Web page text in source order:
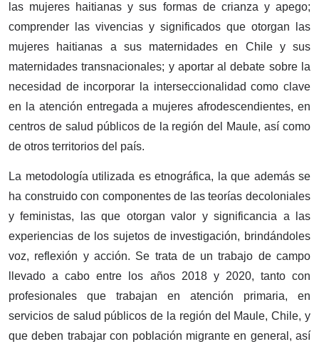
las mujeres haitianas y sus formas de crianza y apego;
comprender las vivencias y significados que otorgan las
mujeres haitianas a sus maternidades en Chile y sus
maternidades transnacionales; y aportar al debate sobre la
necesidad de incorporar la interseccionalidad como clave
en la atención entregada a mujeres afrodescendientes, en
centros de salud públicos de la región del Maule, así como
de otros territorios del país.
La metodología utilizada es etnográfica, la que además se
ha construido con componentes de las teorías decoloniales
y feministas, las que otorgan valor y significancia a las
experiencias de los sujetos de investigación, brindándoles
voz, reflexión y acción. Se trata de un trabajo de campo
llevado a cabo entre los años 2018 y 2020, tanto con
profesionales que trabajan en atención primaria, en
servicios de salud públicos de la región del Maule, Chile, y
que deben trabajar con población migrante en general, así